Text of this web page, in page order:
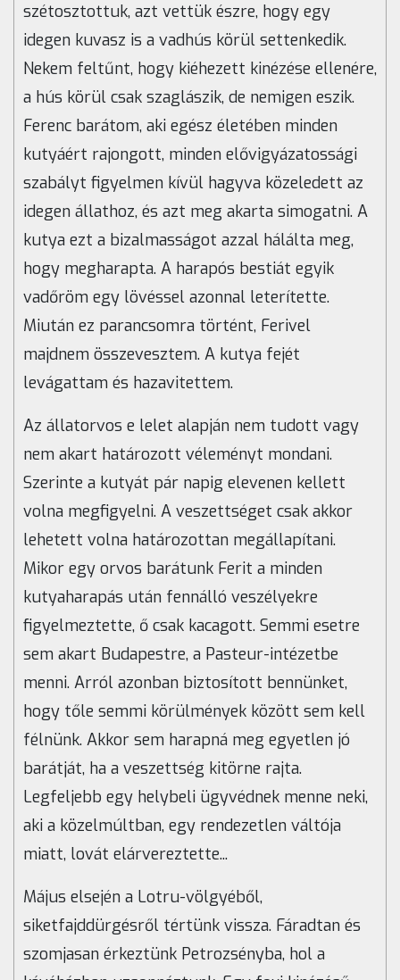
szétosztottuk, azt vettük észre, hogy egy
idegen kuvasz is a vadhús körül settenkedik.
Nekem feltűnt, hogy kiéhezett kinézése ellenére,
a hús körül csak szaglászik, de nemigen eszik.
Ferenc barátom, aki egész életében minden
kutyáért rajongott, minden elővigyázatossági
szabályt figyelmen kívül hagyva közeledett az
idegen állathoz, és azt meg akarta simogatni. A
kutya ezt a bizalmasságot azzal hálálta meg,
hogy megharapta. A harapós bestiát egyik
vadőröm egy lövéssel azonnal leterítette.
Miután ez parancsomra történt, Ferivel
majdnem összevesztem. A kutya fejét
levágattam és hazavitettem.
Az állatorvos e lelet alapján nem tudott vagy
nem akart határozott véleményt mondani.
Szerinte a kutyát pár napig elevenen kellett
volna megfigyelni. A veszettséget csak akkor
lehetett volna határozottan megállapítani.
Mikor egy orvos barátunk Ferit a minden
kutyaharapás után fennálló veszélyekre
figyelmeztette, ő csak kacagott. Semmi esetre
sem akart Budapestre, a Pasteur-intézetbe
menni. Arról azonban biztosított bennünket,
hogy tőle semmi körülmények között sem kell
félnünk. Akkor sem harapná meg egyetlen jó
barátját, ha a veszettség kitörne rajta.
Legfeljebb egy helybeli ügyvédnek menne neki,
aki a közelmúltban, egy rendezetlen váltója
miatt, lovát elárvereztette...
Május elsején a Lotru-völgyéből,
siketfajddürgésről tértünk vissza. Fáradtan és
szomjasan érkeztünk Petrozsényba, hol a